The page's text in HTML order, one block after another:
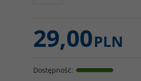
29,00PLN
Dostępność: